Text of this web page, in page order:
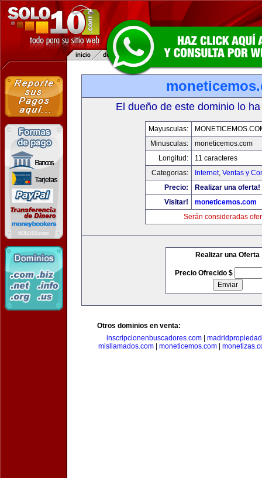
El dueño de este dominio lo
Mayusculas:
Minusculas:
moneticemos.com
Longitud:
11 caracteres
Categorias:
Internet, Ventas y
Precio:
Realizar una oferta!
Visitar!
moneticemos.com
Serán consideradas
Realizar una Oferta
Precio Ofrecido $
Otros dominios en venta:
inscripcionenbuscadores.com|
misllamados.com| moneticemos.com|